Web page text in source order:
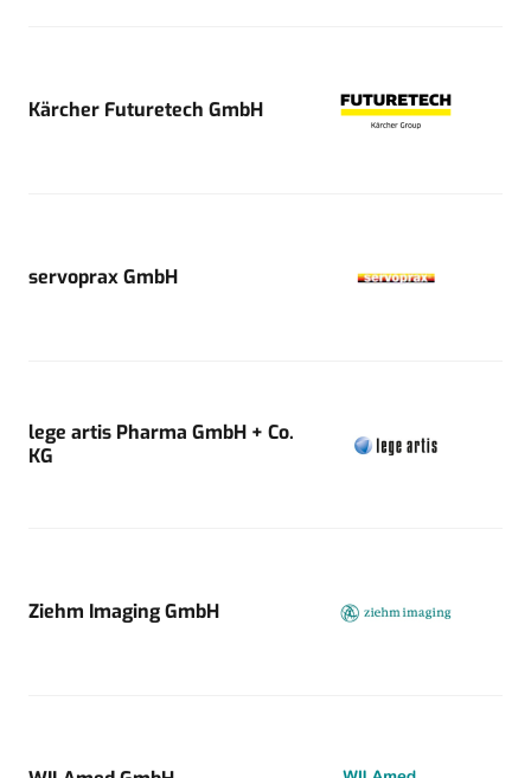
Kärcher Futuretech GmbH
servoprax GmbH
lege artis Pharma GmbH + Co.
KG
Ziehm Imaging GmbH